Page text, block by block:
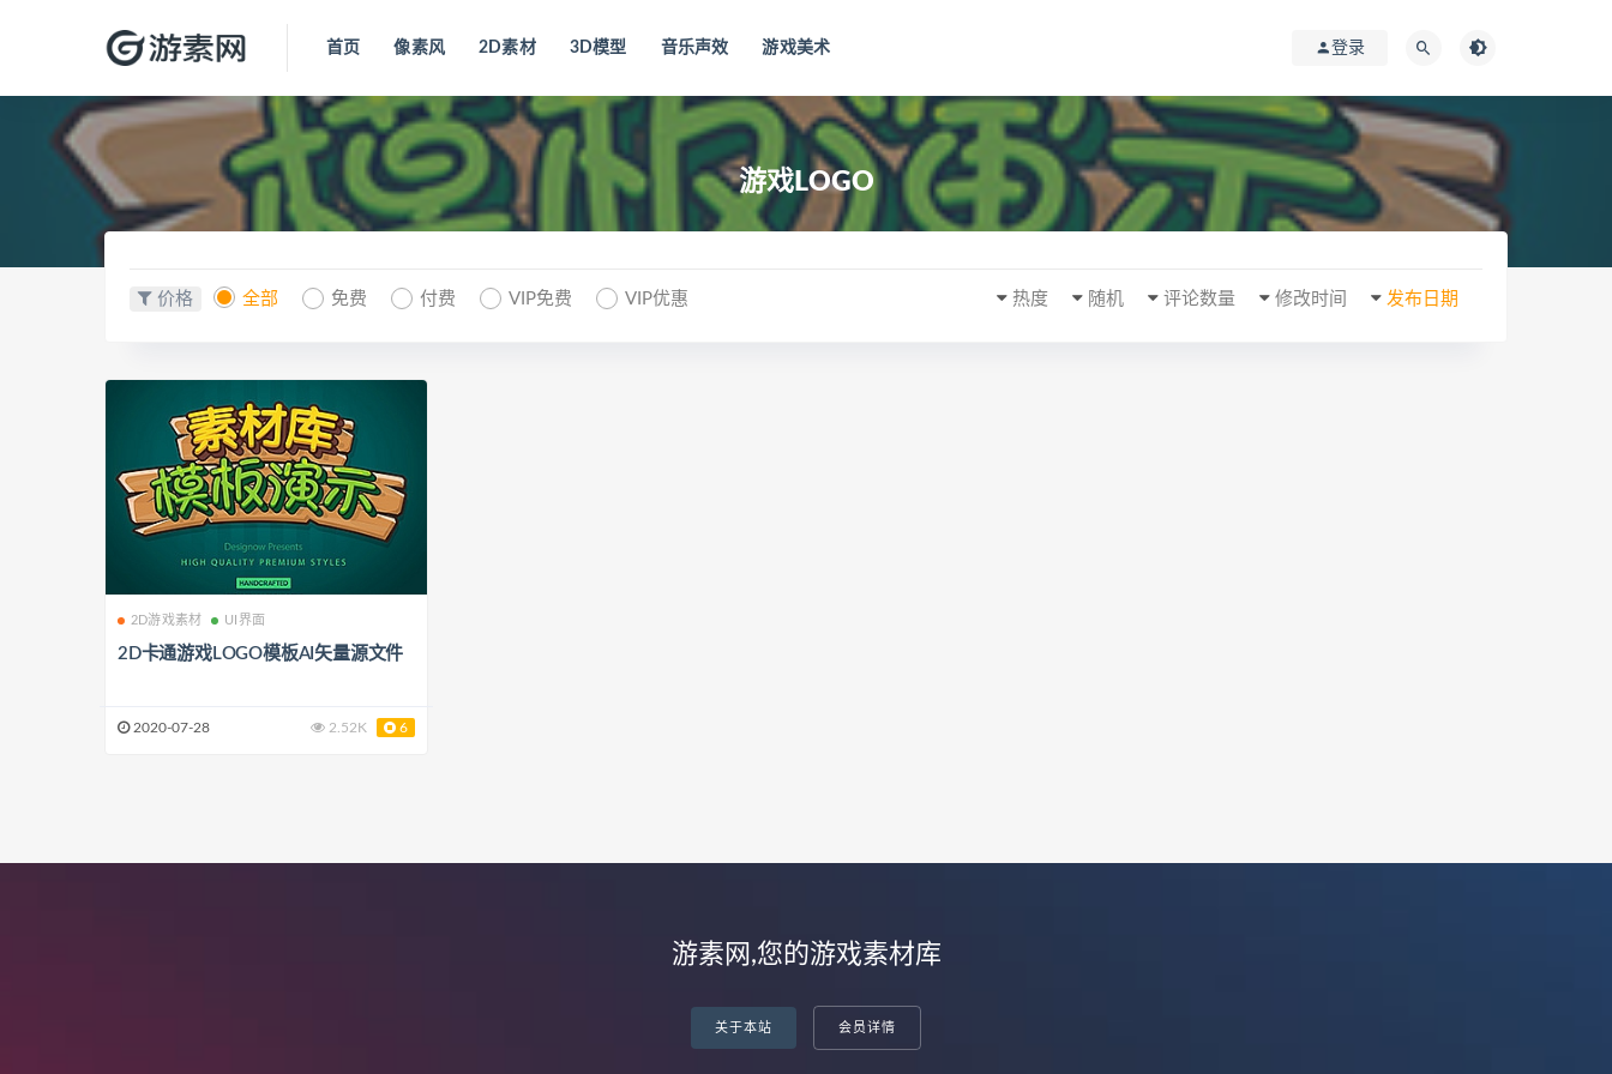
首页 像素风 2D素材 3D模型 音乐声效 游戏美术 登录
游戏LOGO
价格 全部 免费 付费 VIP免费 VIP优惠 发布日期
修改时间
评论数量
随机
热度
2D游戏素材 UI界面
2D卡通游戏LOGO模板AI矢量源文件
2020-07-28 2.52K 6
游素网,您的游戏素材库
关于本站 会员详情